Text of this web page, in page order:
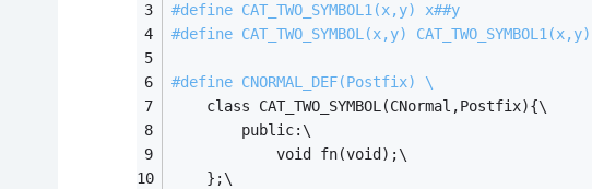
#define CAT_TWO_SYMBOL1(x,y) x##y
#define CAT_TWO_SYMBOL(x,y) CAT_TWO_SYMBOL1(x,y)
#define CNORMAL_DEF(Postfix) \
	class CAT_TWO_SYMBOL(CNormal,Postfix){\
		public:\
			void fn(void);\
	};\